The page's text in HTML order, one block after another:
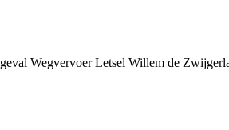
Wegvervoer Letsel Willem de